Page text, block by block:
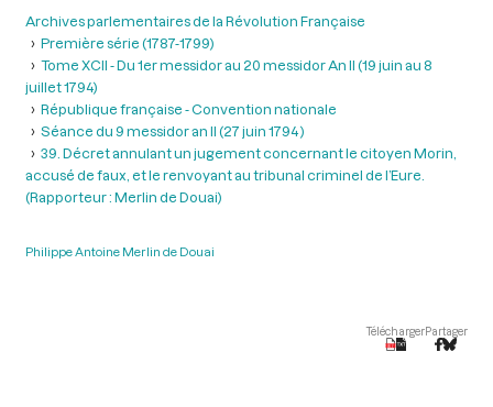
Archives parlementaires de la Révolution Française
Première série (1787-1799)
Tome XCII - Du 1er messidor au 20 messidor An II (19 juin au 8
juillet 1794)
République française - Convention nationale
Séance du 9 messidor an II (27 juin 1794 )
39. Décret annulant un jugement concernant le citoyen Morin,
accusé de faux, et le renvoyant au tribunal criminel de l’Eure.
(Rapporteur : Merlin de Douai)
Philippe Antoine Merlin de Douai
TéléchargerPartager